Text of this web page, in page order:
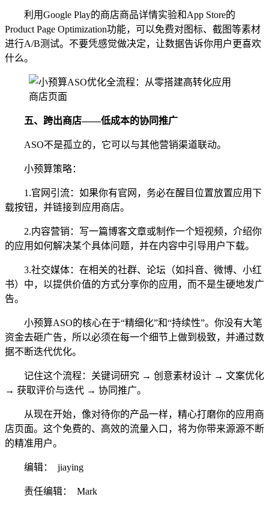
利用Google Play的商店商品详情实验和App Store的
Product Page Optimization功能，可以免费对图标、截图等素材
进行A/B测试。不要凭感觉做决定，让数据告诉你用户更喜欢
什么。
五、 跨出商店——低成本的协同推广
ASO不是孤立的，它可以与其他营销渠道联动。
小预算策略：
1.官网引流：如果你有官网，务必在醒目位置放置应用下
载按钮，并链接到应用商店。
2.内容营销：写一篇博客文章或制作一个短视频，介绍你
的应用如何解决某个具体问题，并在内容中引导用户下载。
3.社交媒体：在相关的社群、论坛（如抖音、微博、小红
书）中，以提供价值的方式分享你的应用，而不是生硬地发广
告。
小预算ASO的核心在于“精细化”和“持续性”。你没有大笔
资金去砸广告，所以必须在每一个细节上做到极致，并通过数
据不断迭代优化。
记住这个流程：关键词研究 → 创意素材设计 → 文案优化
→ 获取评价与迭代 → 协同推广。
从现在开始，像对待你的产品一样，精心打磨你的应用商
店页面。这个免费的、高效的流量入口，将为你带来源源不断
的精准用户。
编辑： jiaying
责任编辑： Mark